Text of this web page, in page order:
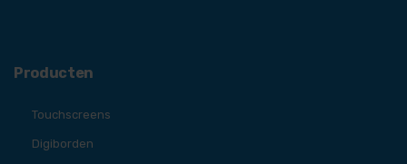
Producten
Touchscreens
Digiborden